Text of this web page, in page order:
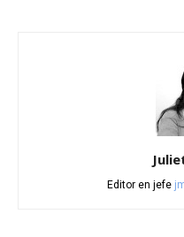
Editor en jefe